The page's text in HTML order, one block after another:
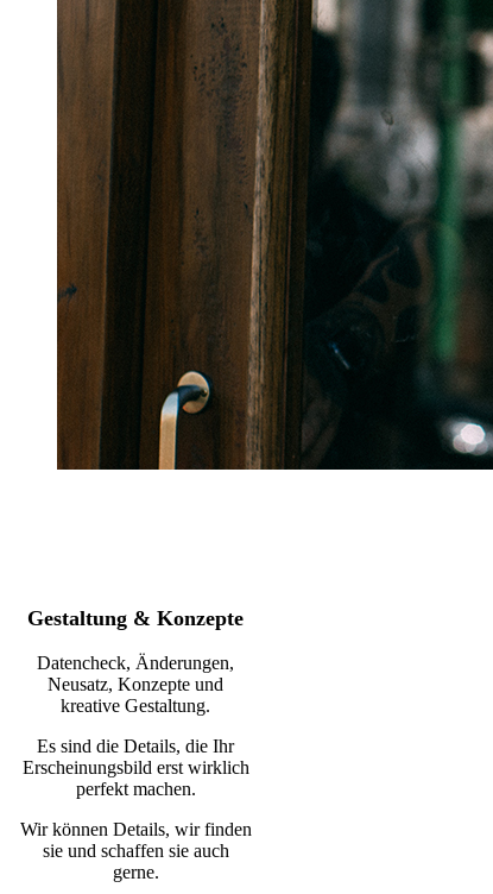
Gestaltung & Konzepte
Datencheck, Änderungen,
Neusatz, Konzepte und
kreative Gestaltung.
Es sind die Details, die Ihr
Erscheinungsbild erst wirklich
perfekt machen.
Wir können Details, wir finden
sie und schaffen sie auch
gerne.